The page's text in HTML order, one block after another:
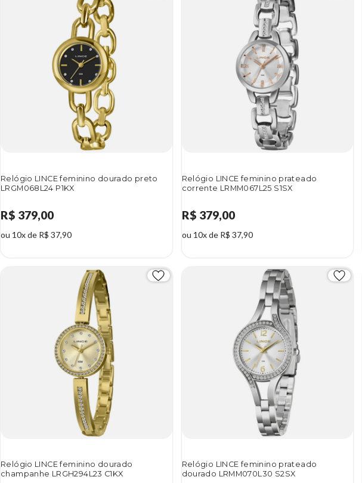
Relógio LINCE feminino dourado preto
LRGM068L24 P1KX
R$ 379,00
ou 10x de R$ 37,90
Relógio LINCE feminino prateado
corrente LRMM067L25 S1SX
R$ 379,00
ou 10x de R$ 37,90
Relógio LINCE feminino dourado
champanhe LRGH294L23 C1KX
Relógio LINCE feminino prateado
dourado LRMM070L30 S2SX